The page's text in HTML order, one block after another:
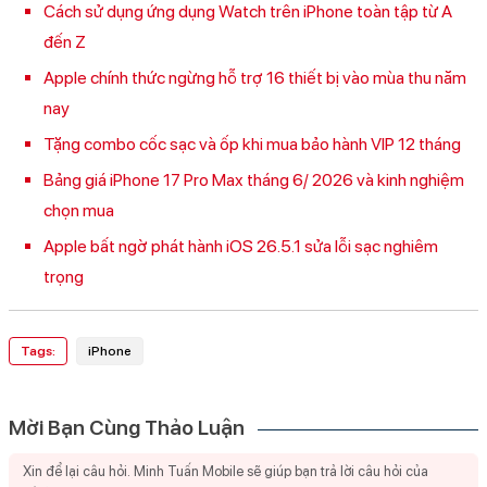
Cách sử dụng ứng dụng Watch trên iPhone toàn tập từ A
đến Z
Apple chính thức ngừng hỗ trợ 16 thiết bị vào mùa thu năm
nay
Tặng combo cốc sạc và ốp khi mua bảo hành VIP 12 tháng
Bảng giá iPhone 17 Pro Max tháng 6/ 2026 và kinh nghiệm
chọn mua
Apple bất ngờ phát hành iOS 26.5.1 sửa lỗi sạc nghiêm
trọng
Tags: iPhone
Mời Bạn Cùng Thảo Luận